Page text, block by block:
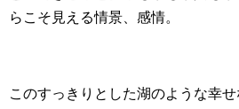
らこそ見える情景、感情。
このすっきりとした湖のような幸